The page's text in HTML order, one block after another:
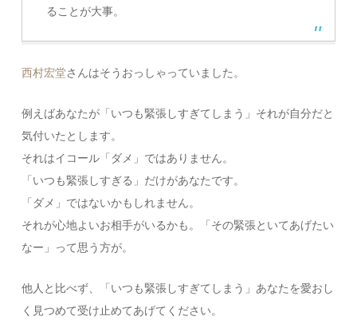
ることが大事。
西村宏堂さんはそうおっしゃっていました。
例えばあなたが「いつも緊張しすぎてしまう」それが自分だと
気付いたとします。
それはイコール「ダメ」ではありません。
「いつも緊張しすぎる」だけがあなたです。
「ダメ」ではないかもしれません。
それが心地よいお相手がいるかも。「その緊張といてあげたい
なー」って思う方が。
他人と比べず、「いつも緊張しすぎてしまう」あなたを愛おし
く見つめて受け止めてあげてください。